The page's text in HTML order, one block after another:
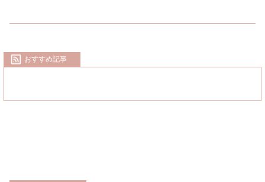
おすすめ記事